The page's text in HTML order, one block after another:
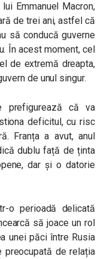
Emmanuel Macron,
de trei ani, astfel că
să conducă guverne
În acest moment, cel
de extremă dreapta,
de unul singur.
prefigurează că va
deficitul, cu risc
Franța a avut, anul
dublu față de ținta
dar și o datorie
o perioadă delicată
să joace un rol
unei păci între Rusia
preocupată de relația